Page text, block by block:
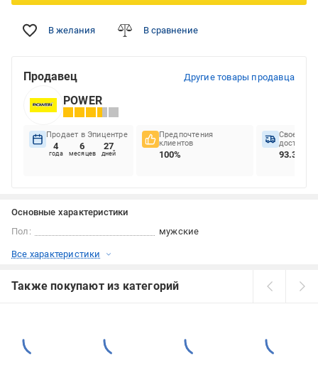
В желания В сравнение
Продавец Другие товары продавца
POWER
Продает в Эпицентре
4
года
6
месяцев
27
дней
Предпочтения
клиентов
100%
доставок
93.33%
Основные характеристики
Пол:
мужские
Все характеристики
Также покупают из категорий